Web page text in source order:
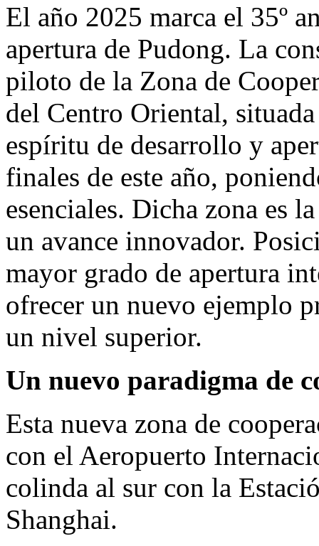
El año 2025 marca el 35º
apertura de Pudong. La
piloto de la Zona de
del Centro Oriental,
espíritu de desarrollo y
finales de este año,
esenciales. Dicha zona es
un avance innovador.
mayor grado de apertura
ofrecer un nuevo ejemplo
un nivel superior.
Un nuevo paradigma de
Esta nueva zona de
con el Aeropuerto
colinda al sur con la
Shanghai.